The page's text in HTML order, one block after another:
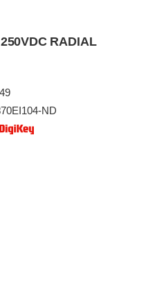
RADIAL
ND